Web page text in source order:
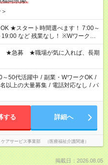
～
ど 残業なし！ ※Wワークの
40時間超の就業はご案内できませ
以上勤務は社会保険への加入対象
日雇い派遣の原則禁止）により、
内が難しい場合があります
★急募 ★職場が気に入れば、長期
～50代活躍中 / 副業・WワークOK /
以上の大量募集 / 電話対応なし / パ
する 詳細へ
アサービス事業部 （医療福祉介護関連）
掲載日：2026.08.05